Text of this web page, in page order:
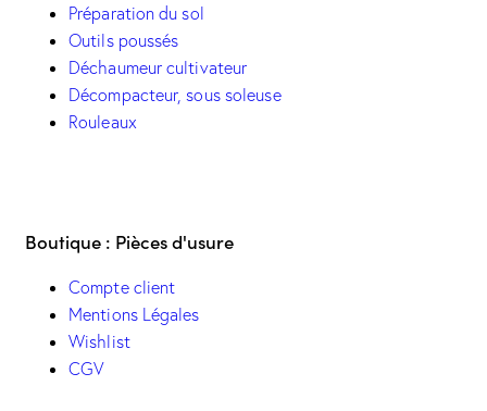
Préparation du sol
Outils poussés
Déchaumeur cultivateur
Décompacteur, sous soleuse
Rouleaux
Boutique : Pièces d'usure
Compte client
Mentions Légales
Wishlist
CGV